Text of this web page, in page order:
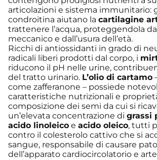
articolazioni e sistema immunitario:
condroitina aiutano la cartilagine
trattenere l’acqua, proteggendola
meccanico e dall’usura dell’età.
Ricchi di antiossidanti in grado di
radicali liberi prodotti dal corpo, i
riducono il pH nelle urine,
del tratto urinario. L’olio di cartamo
come zafferanone – possiede
caratteristiche nutrizionali e
composizione dei semi da cui si
un’elevata concentrazione di grassi
acido linoleico e acido oleico, tutti
contro il colesterolo cattivo che si
sangue, responsabile di causare
dell’apparato cardiocircolatorio e